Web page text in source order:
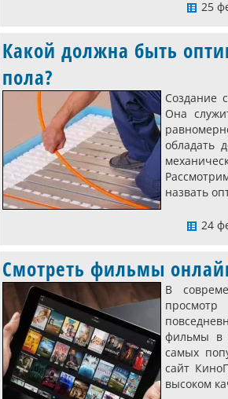
25
Какой должна быть
пола?
Создание
Она
обладать
назвать
24
Смотреть фильмы
В
фильмы в
самых
сайт
высоком